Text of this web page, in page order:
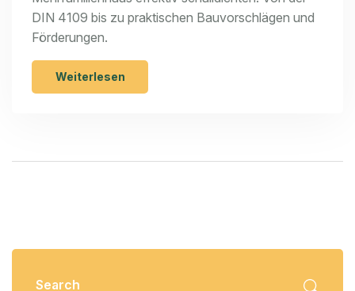
DIN 4109 bis zu praktischen Bauvorschlägen und
Förderungen.
Weiterlesen